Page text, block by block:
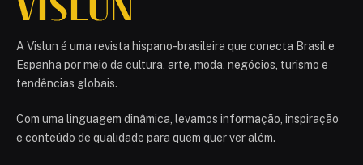
A Vislun é uma revista hispano-brasileira que conecta Brasil e
Espanha por meio da cultura, arte, moda, negócios, turismo e
tendências globais.
Com uma linguagem dinâmica, levamos informação, inspiração
e conteúdo de qualidade para quem quer ver além.